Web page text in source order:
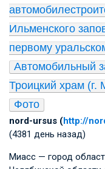
Ильменского
первому
Автомобильный
Троицкий храм (г.
Фото
nord-ursus (http://
(4381 день назад)
Миасс — город